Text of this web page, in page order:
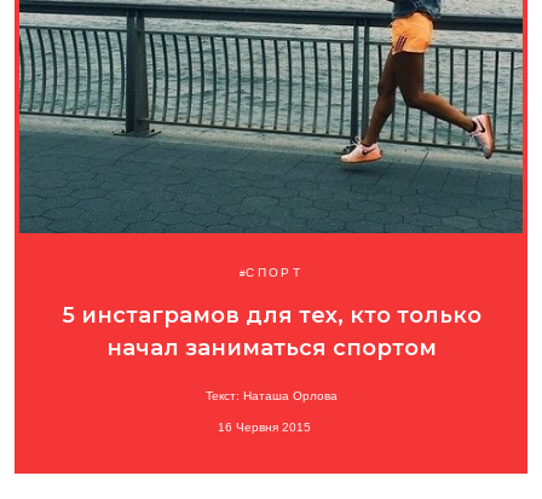
СПОРТ
5 инстаграмов для тех, кто только
начал заниматься спортом
Текст: Наташа Орлова
16 Червня 2015